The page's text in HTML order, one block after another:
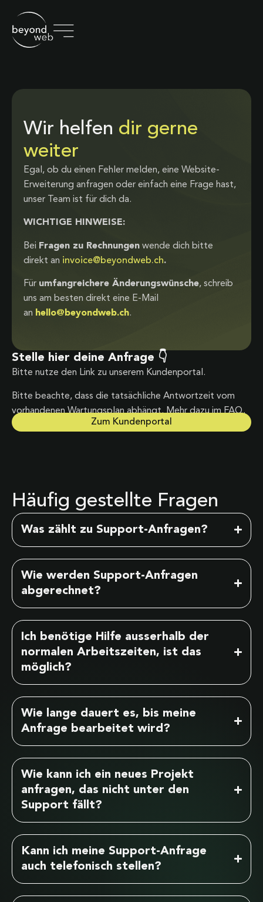
Wir helfen dir gerne
weiter
Egal, ob du einen Fehler melden, eine Website-
Erweiterung anfragen oder einfach eine Frage hast,
unser Team ist für dich da.
WICHTIGE HINWEISE:
Bei Fragen zu Rechnungen wende dich bitte
direkt an invoice@beyondweb.ch.
Für umfangreichere Änderungswünsche, schreib
uns am besten direkt eine E-Mail
an hello@beyondweb.ch.
Stelle hier deine Anfrage 👇
Bitte nutze den Link zu unserem Kundenportal.
Bitte beachte, dass die tatsächliche Antwortzeit vom
vorhandenen Wartungsplan abhängt. Mehr dazu im FAQ.
Zum Kundenportal
Häufig gestellte Fragen
Was zählt zu Support-Anfragen?
Wie werden Support-Anfragen
abgerechnet?
Ich benötige Hilfe ausserhalb der
normalen Arbeitszeiten, ist das
möglich?
Wie lange dauert es, bis meine
Anfrage bearbeitet wird?
Wie kann ich ein neues Projekt
anfragen, das nicht unter den
Support fällt?
Kann ich meine Support-Anfrage
auch telefonisch stellen?